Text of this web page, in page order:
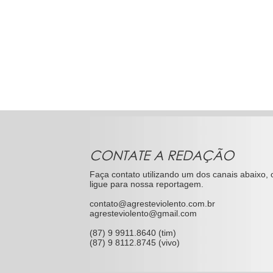
CONTATE A REDAÇÃO
Faça contato utilizando um dos canais abaixo,
ligue para nossa reportagem.
contato@agresteviolento.com.br
agresteviolento@gmail.com
(87) 9 9911.8640 (tim)
(87) 9 8112.8745 (vivo)